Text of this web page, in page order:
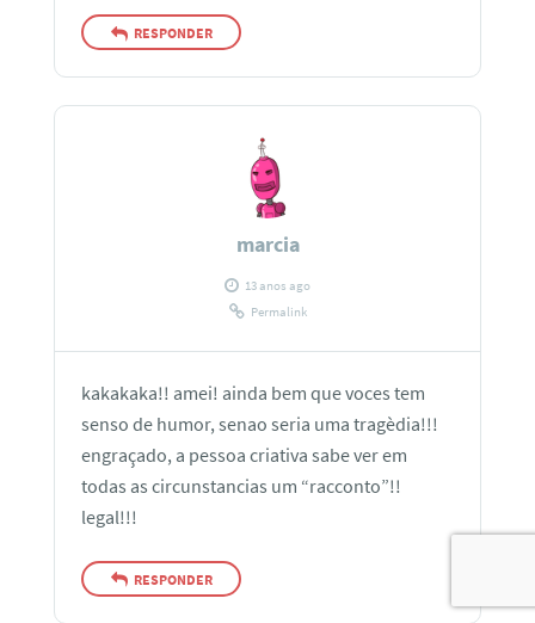
RESPONDER
marcia
13 anos ago
Permalink
kakakaka!! amei! ainda bem que voces tem
senso de humor, senao seria uma tragèdia!!!
engraçado, a pessoa criativa sabe ver em
todas as circunstancias um “racconto”!!
legal!!!
RESPONDER